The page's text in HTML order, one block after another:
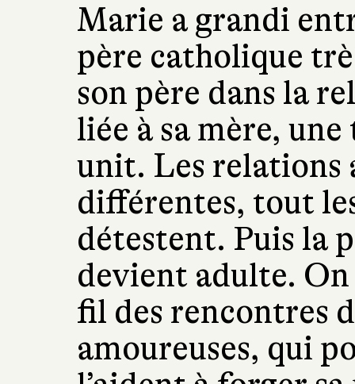
Marie a grandi
père catholique
son père dans la
liée à sa mère,
unit. Les relations
différentes, tout
détestent. Puis la
devient adulte.
fil des rencontres
amoureuses, qui